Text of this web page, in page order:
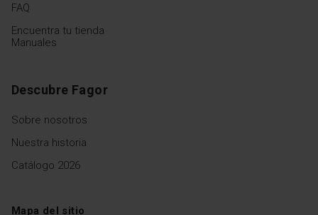
FAQ
Encuentra tu tienda
Manuales
Descubre Fagor
Sobre nosotros
Nuestra historia
Catálogo 2026
Mapa del sitio